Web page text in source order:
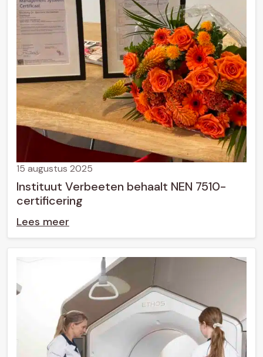
Instituut Verbeeten behaalt NEN 7510-
certificering
15 augustus 2025
Lees meer